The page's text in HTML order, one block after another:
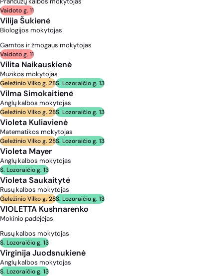
Vaidoto g. 11
Vilija Šukienė
Biologijos mokytojas
Gamtos ir žmogaus mokytojas
Vaidoto g. 11
Vilita Naikauskienė
Muzikos mokytojas
Geležinio Vilko g. 28S. Lozoraičio g. 13
Vilma Simokaitienė
Anglų kalbos mokytojas
Geležinio Vilko g. 28S. Lozoraičio g. 13
Violeta Kuliavienė
Matematikos mokytojas
Geležinio Vilko g. 28S. Lozoraičio g. 13
Violeta Mayer
Anglų kalbos mokytojas
S. Lozoraičio g. 13
Violeta Saukaitytė
Rusų kalbos mokytojas
Geležinio Vilko g. 28S. Lozoraičio g. 13
VIOLETTA Kushnarenko
Mokinio padėjėjas
Rusų kalbos mokytojas
S. Lozoraičio g. 13
Virginija Juodsnukienė
Anglų kalbos mokytojas
S. Lozoraičio g. 13